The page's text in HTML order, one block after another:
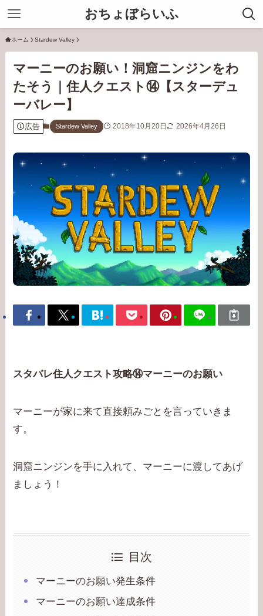
おちょぼらいふ
ホーム Stardew Valley
マーニーのお願い！洞窟ニンジンをわ
たそう｜住人クエスト⑭【スターデュ
ーバレー】
広告 Stardew Valley 2018年10月20日 2026年4月26日
スタバレ住人クエスト攻略⑭マーニーのお願い
マーニーが家に来て直接頼みごとを言っていきま
す。
洞窟ニンジンを手に入れて、マーニーに渡してあげ
ましょう！
目次
マーニーのお願い発生条件
マーニーのお願い達成条件